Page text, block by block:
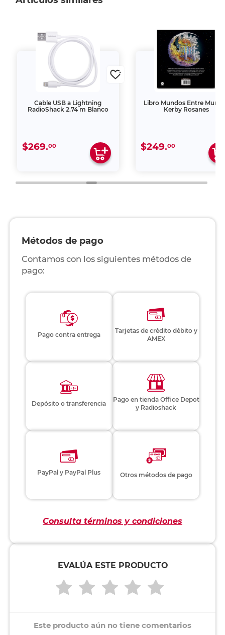
Cable USB a Lightning
RadioShack 2.74 m Blanco
$269.00
Libro Mundos Entre
Kerby Rosanes
$249.00
Métodos de pago
Contamos con los siguientes métodos de
pago:
Pago contra entrega
Tarjetas de crédito débito y
AMEX
Depósito o transferencia
Pago en tienda Office Depot
y Radioshack
PayPal y PayPal Plus Otros métodos de pago
Consulta términos y condiciones
EVALÚA ESTE PRODUCTO
Este producto aún no tiene comentarios